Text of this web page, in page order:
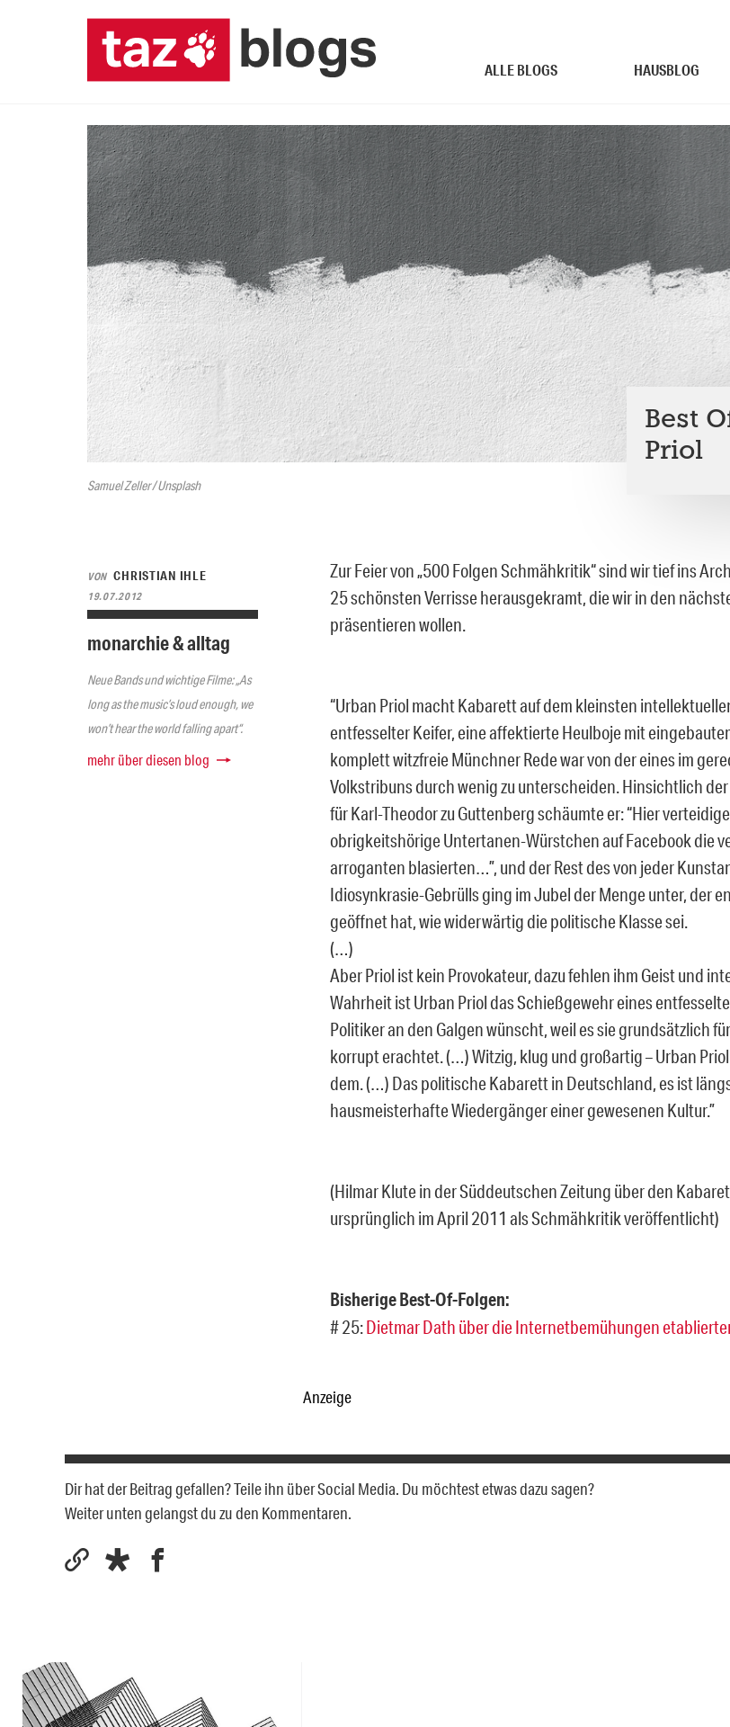
ALLE BLOGS HAUSBLOG
Samuel Zeller / Unsplash
Best
Priol
VON CHRISTIAN IHLE
19.07.2012
monarchie & alltag
Neue Bands und wichtige Filme: „As
long as the music’s loud enough, we
won’t hear the world falling apart“.
mehr über diesen blog
Zur Feier von „500 Folgen Schmähkritik“ sind wir tief ins
25 schönsten Verrisse herausgekramt, die wir in den
präsentieren wollen.
“Urban Priol macht Kabarett auf dem kleinsten
entfesselter Keifer, eine affektierte Heulboje mit
komplett witzfreie Münchner Rede war von der eines im
Volkstribuns durch wenig zu unterscheiden. Hinsichtlich
für Karl-Theodor zu Guttenberg schäumte er: “Hier
obrigkeitshörige Untertanen-Würstchen auf Facebook die
arroganten blasierten…”, und der Rest des von jeder
Idiosynkrasie-Gebrülls ging im Jubel der Menge unter, der
geöffnet hat, wie widerwärtig die politische Klasse sei.
(…)
Aber Priol ist kein Provokateur, dazu fehlen ihm Geist und
Wahrheit ist Urban Priol das Schießgewehr eines
Politiker an den Galgen wünscht, weil es sie grundsätzlich
korrupt erachtet. (…) Witzig, klug und großartig – Urban
dem. (…) Das politische Kabarett in Deutschland, es ist
hausmeisterhafte Wiedergänger einer gewesenen Kultur.”
(Hilmar Klute in der Süddeutschen Zeitung über den
ursprünglich im April 2011 als Schmähkritik veröffentlicht)
Bisherige Best-Of-Folgen:
# 25:Dietmar Dath über die Internetbemühungen
Anzeige
Dir hat der Beitrag gefallen? Teile ihn über Social Media. Du möchtest etwas dazu sagen?
Weiter unten gelangst du zu den Kommentaren.